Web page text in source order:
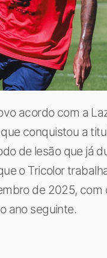
acordo com a
conquistou a
de lesão que já
o Tricolor
de 2025,
ano seguinte.